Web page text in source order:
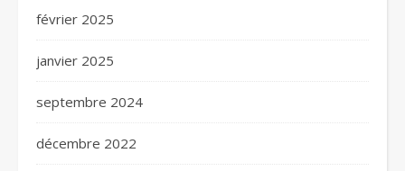
février 2025
janvier 2025
septembre 2024
décembre 2022